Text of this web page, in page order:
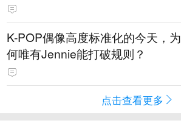
K-POP偶像高度标准化的今天，为
何唯有Jennie能打破规则？
点击查看更多